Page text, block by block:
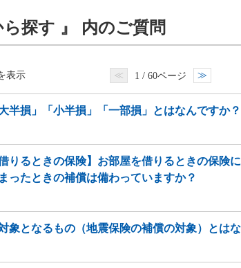
ら探す 』 内のご質問
表示 ≪ 1 / 60ページ ≫
半損」「小半損」「一部損」とはなんですか？
借りるときの保険】お部屋を借りるときの保険
ったときの補償は備わっていますか？
象となるもの（地震保険の補償の対象）とは